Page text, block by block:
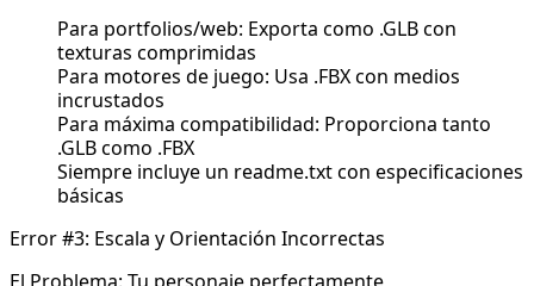
Para portfolios/web: Exporta como .GLB con
texturas comprimidas
Para motores de juego: Usa .FBX con medios
incrustados
Para máxima compatibilidad: Proporciona tanto
.GLB como .FBX
Siempre incluye un readme.txt con especificaciones
básicas
Error #3: Escala y Orientación Incorrectas